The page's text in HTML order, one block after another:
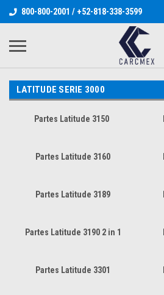
800-800-2001 / +52-818-338-3599
LATITUDE SERIE 3000
Partes Latitude 3150
Partes Latitude 3160
Partes Latitude 3189
Partes Latitude 3190 2 in 1
Partes Latitude 3301